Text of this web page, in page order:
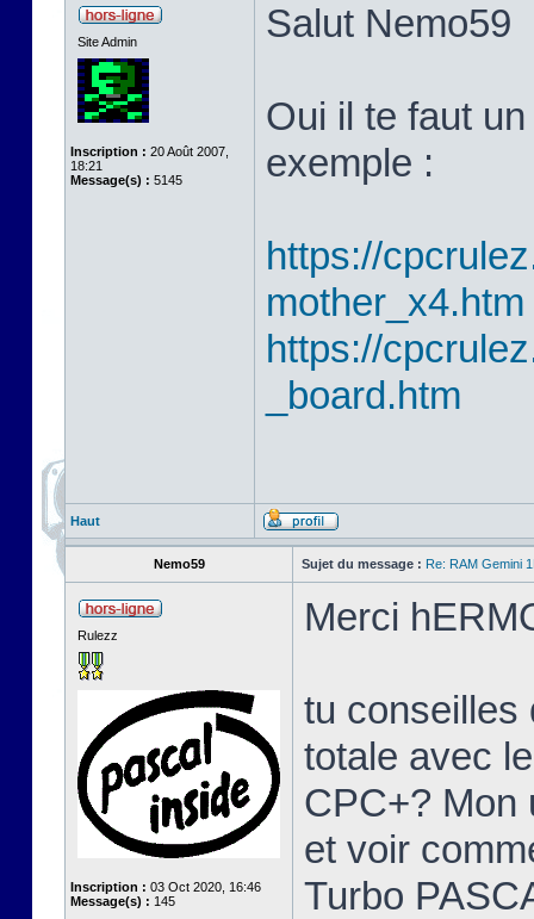
Site Admin
Inscription : 20 Août 2007,
18:21
Message(s) : 5145
Salut Nemo59
Oui il te faut
exemple :
https://
mother_x4.htm
https://
_board.htm
Haut
Nemo59 Sujet du message : Re: RAM Gemini
Rulezz
Inscription : 03 Oct 2020, 16:46
Message(s) : 145
Merci
tu conseilles
totale avec
CPC+? Mon
et voir
Turbo